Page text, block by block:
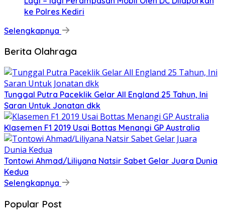
ke Polres Kediri
Selengkapnya
Berita Olahraga
Tunggal Putra Paceklik Gelar All England 25 Tahun, Ini
Saran Untuk Jonatan dkk
Klasemen F1 2019 Usai Bottas Menangi GP Australia
Tontowi Ahmad/Liliyana Natsir Sabet Gelar Juara Dunia
Kedua
Selengkapnya
Popular Post